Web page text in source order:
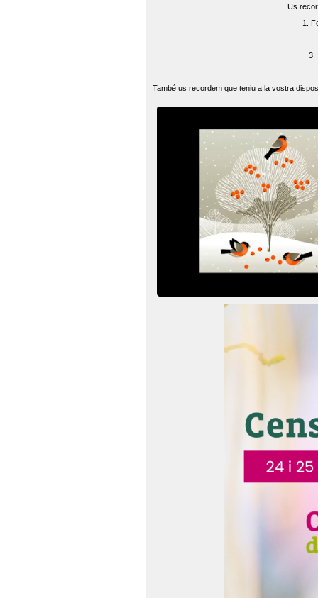
Us
1.
3.
També us recordem que teniu a la vostra